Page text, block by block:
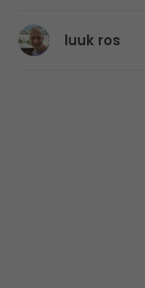
luuk ros